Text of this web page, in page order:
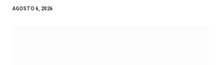
AGOSTO 6, 2026